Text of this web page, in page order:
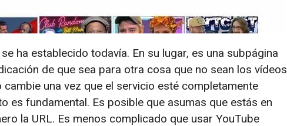
ha establecido todavía. En su lugar, es una subpágina
de que sea para otra cosa que no sean los vídeos
una vez que el servicio esté completamente
es fundamental. Es posible que asumas que estás en
la URL. Es menos complicado que usar YouTube